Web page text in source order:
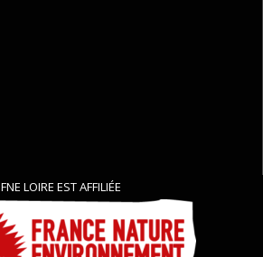
FNE LOIRE EST AFFILIÉE